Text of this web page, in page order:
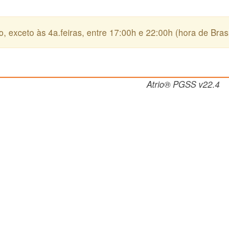
exceto às 4a.feiras, entre 17:00h e 22:00h (hora de
Atrio® PGSS v22.4